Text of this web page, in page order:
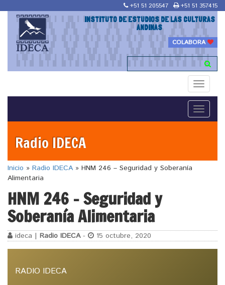
+51 51 205547 +51 51 357415
INSTITUTO DE ESTUDIOS DE LAS CULTURAS
ANDINAS
COLABORA
Toggle
Toggle
Radio IDECA
Inicio » Radio IDECA » HNM 246 – Seguridad y Soberanía
Alimentaria
HNM 246 – Seguridad y
Soberanía Alimentaria
ideca | Radio IDECA- 15 octubre, 2020
RADIO IDECA